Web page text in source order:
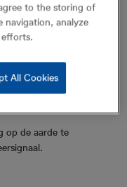
op de aarde te
to the storing of
navigation, analyze
efforts.
All Cookies